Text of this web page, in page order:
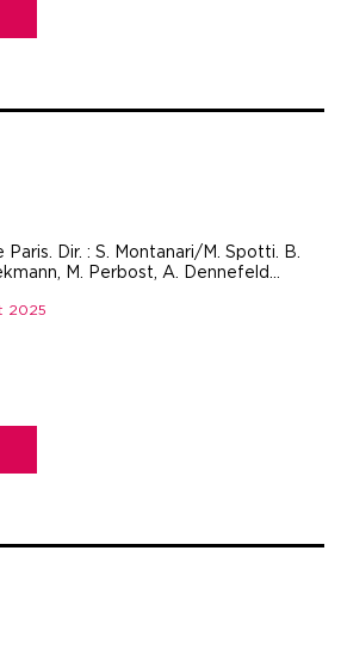
Dir. : S. Montanari/M. Spotti. B.
M. Perbost, A. Dennefeld…
2025